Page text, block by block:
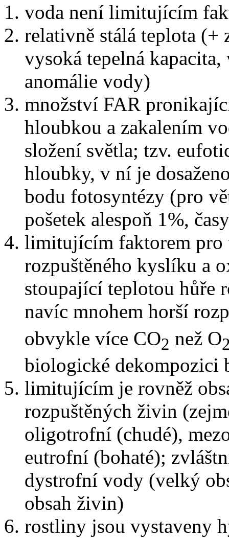
voda není limitujícím
relativně stálá teplota
vysoká tepelná
anomálie vody)
množství FAR
hloubkou a zakalením
složení světla; tzv.
hloubky, v ní je
bodu fotosyntézy (pro
pošetek alespoň 1%,
limitujícím faktorem pro
rozpuštěného kyslíku a
stoupající teplotou hůře
navíc mnohem horší
obvykle více CO2 než O
biologické dekompozici
limitujícím je rovněž
rozpuštěných živin
oligotrofní (chudé),
eutrofní (bohaté);
dystrofní vody (velký
obsah živin)
rostliny jsou vystaveny